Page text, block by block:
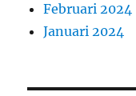
Februari 2024
Januari 2024